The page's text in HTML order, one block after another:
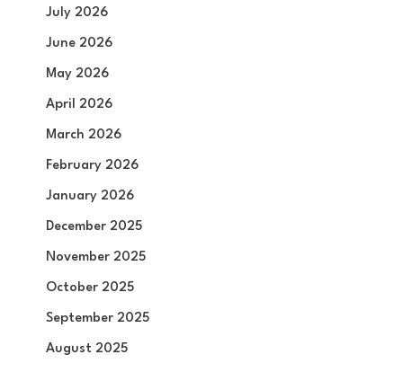
July 2026
June 2026
May 2026
April 2026
March 2026
February 2026
January 2026
December 2025
November 2025
October 2025
September 2025
August 2025